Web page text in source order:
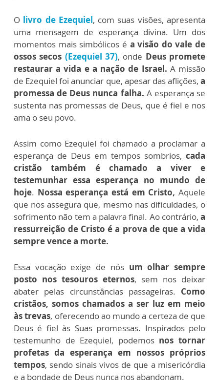
O livro de Ezequiel, com suas visões, apresenta
uma mensagem de esperança divina. Um dos
momentos mais simbólicos é a visão do vale de
ossos secos (Ezequiel 37), onde Deus promete
restaurar a vida e a nação de Israel. A missão
de Ezequiel foi anunciar que, apesar das aflições, a
promessa de Deus nunca falha. A esperança se
sustenta nas promessas de Deus, que é fiel e nos
ama o seu povo.
Assim como Ezequiel foi chamado a proclamar a
esperança de Deus em tempos sombrios, cada
cristão também é chamado a viver e
testemunhar essa esperança no mundo de
hoje. Nossa esperança está em Cristo, Aquele
que nos assegura que, mesmo nas dificuldades, o
sofrimento não tem a palavra final. Ao contrário, a
ressurreição de Cristo é a prova de que a vida
sempre vence a morte.
Essa vocação exige de nós um olhar sempre
posto nos tesouros eternos, sem nos deixar
abater pelas circunstâncias passageiras. Como
cristãos, somos chamados a ser luz em meio
às trevas, oferecendo ao mundo a certeza de que
Deus é fiel às Suas promessas. Inspirados pelo
testemunho de Ezequiel, podemos nos tornar
profetas da esperança em nossos próprios
tempos, sendo sinais vivos de que a misericórdia
e a bondade de Deus nunca nos abandonam.